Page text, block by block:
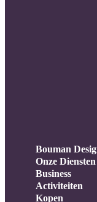
Bouman
Onze Diensten
Business
Activiteiten
Kopen